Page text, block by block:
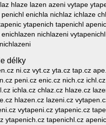
hlaze lazen azeni vytape
enichla nichlaz ichlaze
ytapenich tapenichl
nichlazeni
délky
ni.cz vyt.cz yta.cz tap.cz
peni.cz enic.cz nich.cz
ichla.cz chlaz.cz hlaze.cz
hlazen.cz lazeni.cz
vytapeni.cz ytapenic.cz
ytapenich.cz tapenichl.cz